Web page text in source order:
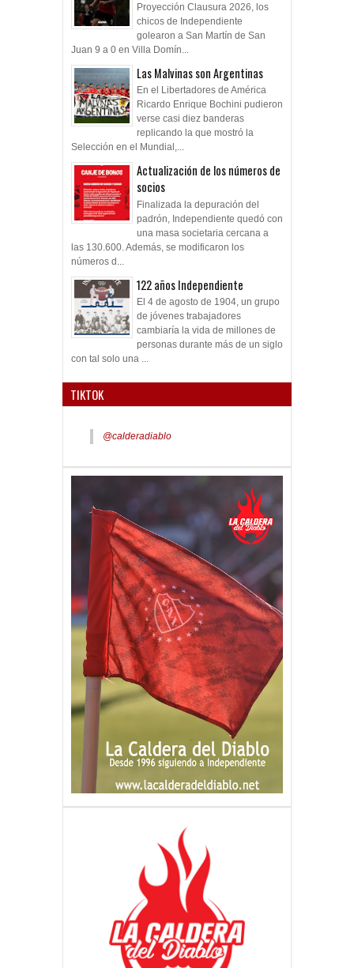
Proyección Clausura 2026, los
chicos de Independiente
golearon a San Martín de San
Juan 9 a 0 en Villa Domín...
Las Malvinas son Argentinas
En el Libertadores de América
Ricardo Enrique Bochini pudieron
verse casi diez banderas
replicando la que mostró la
Selección en el Mundial,...
Actualización de los números de
socios
Finalizada la depuración del
padrón, Independiente quedó con
una masa societaria cercana a
las 130.600. Además, se modificaron los
números d...
122 años Independiente
El 4 de agosto de 1904, un grupo
de jóvenes trabajadores
cambiaría la vida de millones de
personas durante más de un siglo
con tal solo una ...
TIKTOK
@calderadiablo